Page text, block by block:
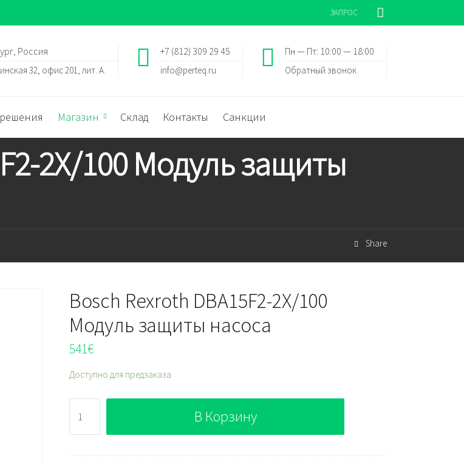
ЗАПРОС
Пн — Пт: 10:00 — 18:00
Обратный звонок
+7 (812) 309 29 45
info@perteq.ru
Россия
32, офис 201, лит. А.
Магазин Склад Контакты Санкции
2X/100 Модуль защиты
Share
Bosch Rexroth DBA15F2-2X/100
Модуль защиты насоса
541€
Доступно для предзаказа
Bosch
Rexroth
DBA15F2-
В Корзину